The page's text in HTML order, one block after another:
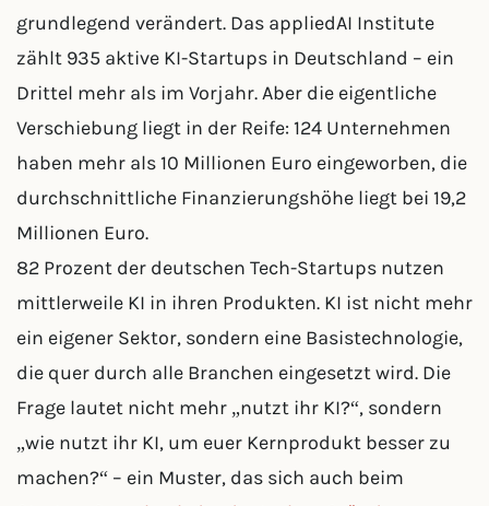
grundlegend verändert. Das appliedAI Institute
zählt 935 aktive KI-Startups in Deutschland – ein
Drittel mehr als im Vorjahr. Aber die eigentliche
Verschiebung liegt in der Reife: 124 Unternehmen
haben mehr als 10 Millionen Euro eingeworben, die
durchschnittliche Finanzierungshöhe liegt bei 19,2
Millionen Euro.
82 Prozent der deutschen Tech-Startups nutzen
mittlerweile KI in ihren Produkten. KI ist nicht mehr
ein eigener Sektor, sondern eine Basistechnologie,
die quer durch alle Branchen eingesetzt wird. Die
Frage lautet nicht mehr „nutzt ihr KI?“, sondern
„wie nutzt ihr KI, um euer Kernprodukt besser zu
machen?“ – ein Muster, das sich auch beim